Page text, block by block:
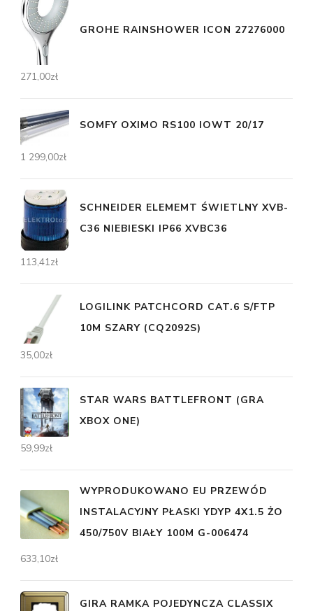
GROHE RAINSHOWER ICON 27276000
271,00zł
SOMFY OXIMO RS100 IOWT 20/17
1 299,00zł
SCHNEIDER ELEMEMT ŚWIETLNY XVB-
C36 NIEBIESKI IP66 XVBC36
113,41zł
LOGILINK PATCHCORD CAT.6 S/FTP
10M SZARY (CQ2092S)
35,00zł
STAR WARS BATTLEFRONT (GRA
XBOX ONE)
59,99zł
WYPRODUKOWANO EU PRZEWÓD
INSTALACYJNY PŁASKI YDYP 4X1.5 ŻO
450/750V BIAŁY 100M G-006474
633,10zł
GIRA RAMKA POJEDYNCZA CLASSIX